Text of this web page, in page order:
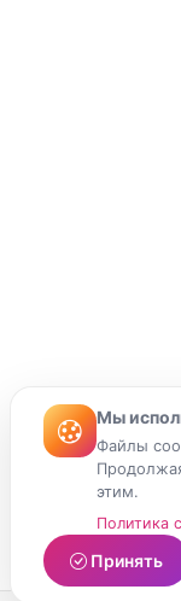
Мы
Файлы
этим.
Политика
Принять